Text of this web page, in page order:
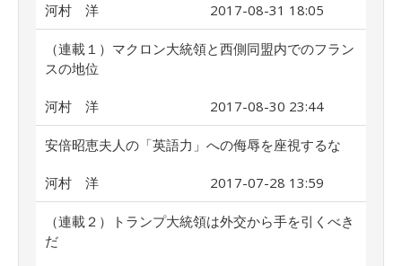
河村 洋 2017-08-31 18:05
（連載１）マクロン大統領と西側同盟内でのフラン
スの地位
河村 洋 2017-08-30 23:44
安倍昭恵夫人の「英語力」への侮辱を座視するな
河村 洋 2017-07-28 13:59
（連載２）トランプ大統領は外交から手を引くべき
だ